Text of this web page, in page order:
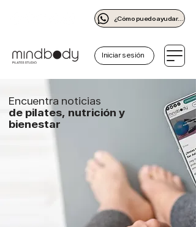
¿Cómo puedo ayudarte?
Iniciar sesión
Encuentra noticias
de pilates, nutrición y
bienestar